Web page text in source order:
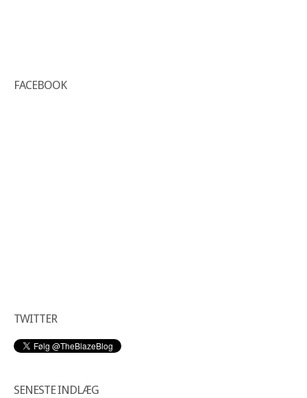
FACEBOOK
TWITTER
SENESTE INDLÆG